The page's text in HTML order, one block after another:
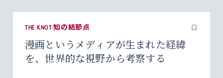
THE KNOT-知の結節点
漫画というメディアが生まれた経緯
を、世界的な視野から考察する